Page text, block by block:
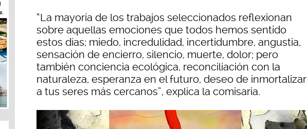
“La mayoría de los trabajos seleccionados reflexionan
sobre aquellas emociones que todos hemos sentido
estos días; miedo, incredulidad, incertidumbre, angustia,
sensación de encierro, silencio, muerte, dolor; pero
también conciencia ecológica, reconciliación con la
naturaleza, esperanza en el futuro, deseo de inmortalizar
a tus seres más cercanos”, explica la comisaria.